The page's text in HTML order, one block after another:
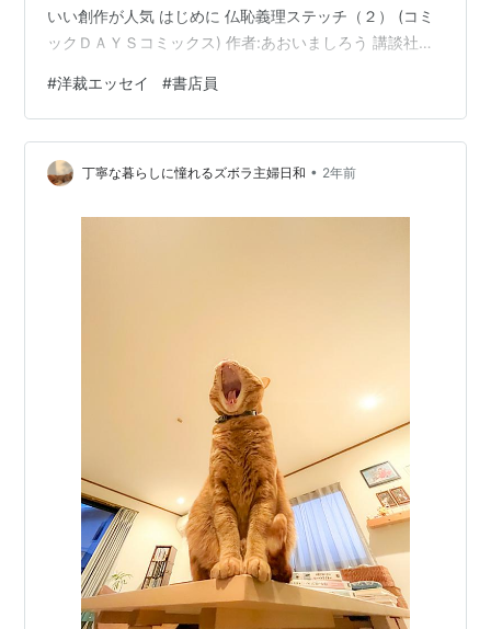
いい創作が人気 はじめに 仏恥義理ステッチ（２） (コミ
ックＤＡＹＳコミックス) 作者:あおいましろう 講談社
実用書コーナーを担当してましたが、その時は針もミシ
ンすら持ってなかった時の私です。 もっと手芸ユーザー
の気持ちを汲んで魅力的な棚を作ったらと後悔もかね
て、本屋の手芸コーナーレポート。 拡大した着物リメイ
#洋裁エッセイ #書店員
丁寧な暮らしに憧れるズボラ主婦日和 • 2年前